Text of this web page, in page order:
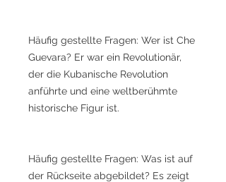
Häufig gestellte Fragen: Wer ist Che
Guevara? Er war ein Revolutionär,
der die Kubanische Revolution
anführte und eine weltberühmte
historische Figur ist.
Häufig gestellte Fragen: Was ist auf
der Rückseite abgebildet? Es zeigt